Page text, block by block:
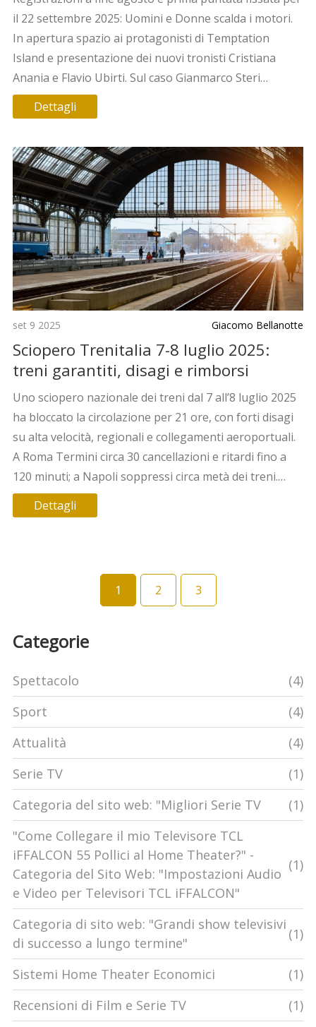
il 22 settembre 2025: Uomini e Donne scalda i motori.
In apertura spazio ai protagonisti di Temptation
Island e presentazione dei nuovi tronisti Cristiana
Anania e Flavio Ubirti. Sul caso Gianmarco Steri
circolano voci di “retrocessione”, ma non ci sono
conferme ufficiali.
Dettagli
set 9 2025 Giacomo Bellanotte
Sciopero Trenitalia 7-8 luglio 2025:
treni garantiti, disagi e rimborsi
Uno sciopero nazionale dei treni dal 7 all’8 luglio 2025
ha bloccato la circolazione per 21 ore, con forti disagi
su alta velocità, regionali e collegamenti aeroportuali.
A Roma Termini circa 30 cancellazioni e ritardi fino a
120 minuti; a Napoli soppressi circa metà dei treni.
Garantite le fasce del mattino 6-9. Possibili rimborsi e
cambio prenotazione senza costi.
Dettagli
1 2 3
Categorie
Spettacolo
(4)
Sport
(4)
Attualità
(4)
Serie TV
(1)
Categoria del sito web: "Migliori Serie TV
(1)
"Come Collegare il mio Televisore TCL
iFFALCON 55 Pollici al Home Theater?" -
Categoria del Sito Web: "Impostazioni Audio
e Video per Televisori TCL iFFALCON"
(1)
Categoria di sito web: "Grandi show televisivi
di successo a lungo termine"
(1)
Sistemi Home Theater Economici
(1)
Recensioni di Film e Serie TV
(1)